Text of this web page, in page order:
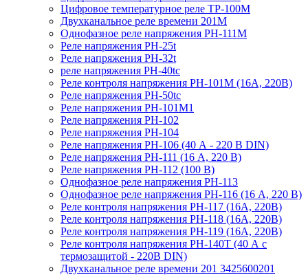
Цифровое температурное реле ТР-100М
Двухканальное реле времени 201М
Однофазное реле напряжения РН-111М
Реле напряжения РН-25t
Реле напряжения РН-32t
реле напряжения РН-40tc
Реле контроля напряжения РН-101М (16А, 220В)
Реле напряжения РН-50tc
Реле напряжения РН-101М1
Реле напряжения РН-102
Реле напряжения РН-104
Реле напряжения РН-106 (40 А - 220 В DIN)
Реле напряжения РН-111 (16 А, 220 В)
Реле напряжения РН-112 (100 В)
Однофазное реле напряжения РН-113
Однофазное реле напряжения РН-116 (16 А, 220 В)
Реле контроля напряжения РН-117 (16А, 220В)
Реле контроля напряжения РН-118 (16А, 220В)
Реле контроля напряжения РН-119 (16А, 220В)
Реле контроля напряжения РН-140Т (40 А с
термозащитой - 220В DIN)
Двухканальное реле времени 201 3425600201